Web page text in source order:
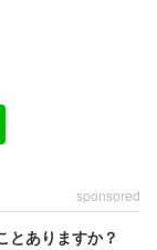
婚生活は続
sponsored
とありますか？